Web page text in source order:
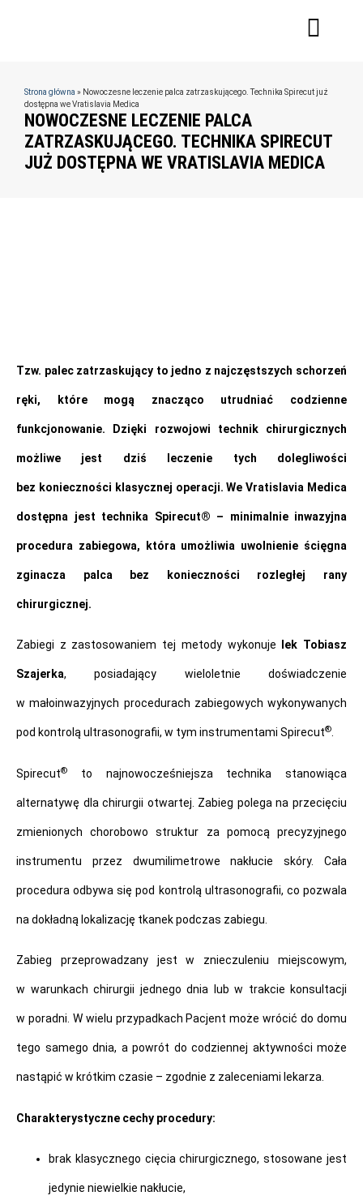
Strona główna » Nowoczesne leczenie palca zatrzaskującego. Technika Spirecut już
dostępna we Vratislavia Medica
NOWOCZESNE LECZENIE PALCA
ZATRZASKUJĄCEGO. TECHNIKA SPIRECUT
JUŻ DOSTĘPNA WE VRATISLAVIA MEDICA
Tzw. palec zatrzaskujący to jedno z najczęstszych schorzeń
ręki, które mogą znacząco utrudniać codzienne
funkcjonowanie. Dzięki rozwojowi technik chirurgicznych
możliwe jest dziś leczenie tych dolegliwości
bez konieczności klasycznej operacji. We Vratislavia Medica
dostępna jest technika Spirecut® – minimalnie inwazyjna
procedura zabiegowa, która umożliwia uwolnienie ścięgna
zginacza palca bez konieczności rozległej rany
chirurgicznej.
Zabiegi z zastosowaniem tej metody wykonuje lek Tobiasz
Szajerka, posiadający wieloletnie doświadczenie
w małoinwazyjnych procedurach zabiegowych wykonywanych
pod kontrolą ultrasonografii, w tym instrumentami Spirecut®.
Spirecut® to najnowocześniejsza technika stanowiąca
alternatywę dla chirurgii otwartej. Zabieg polega na przecięciu
zmienionych chorobowo struktur za pomocą precyzyjnego
instrumentu przez dwumilimetrowe nakłucie skóry. Cała
procedura odbywa się pod kontrolą ultrasonografii, co pozwala
na dokładną lokalizację tkanek podczas zabiegu.
Zabieg przeprowadzany jest w znieczuleniu miejscowym,
w warunkach chirurgii jednego dnia lub w trakcie konsultacji
w poradni. W wielu przypadkach Pacjent może wrócić do domu
tego samego dnia, a powrót do codziennej aktywności może
nastąpić w krótkim czasie – zgodnie z zaleceniami lekarza.
Charakterystyczne cechy procedury:
brak klasycznego cięcia chirurgicznego, stosowane jest
jedynie niewielkie nakłucie,